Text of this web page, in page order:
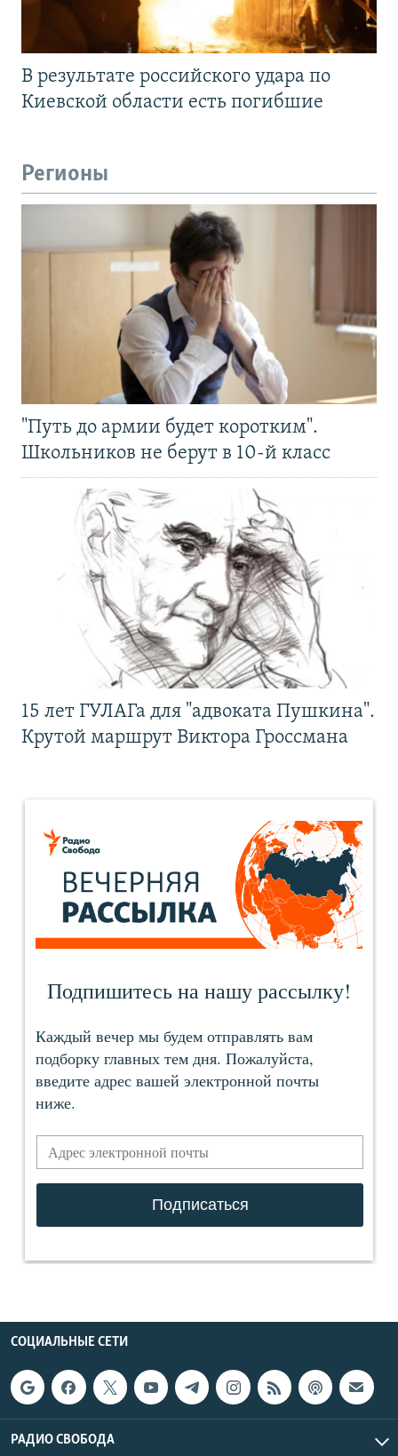
В результате российского удара по
Киевской области есть погибшие
Регионы
"Путь до армии будет коротким".
Школьников не берут в 10-й класс
15 лет ГУЛАГа для "адвоката Пушкина".
Крутой маршрут Виктора Гроссмана
СОЦИАЛЬНЫЕ СЕТИ
РАДИО СВОБОДА